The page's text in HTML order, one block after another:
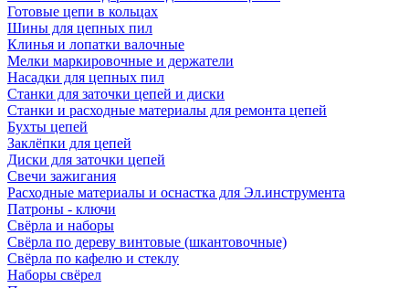
Готовые цепи в кольцах
Шины для цепных пил
Клинья и лопатки валочные
Мелки маркировочные и держатели
Насадки для цепных пил
Станки для заточки цепей и диски
Станки и расходные материалы для ремонта цепей
Бухты цепей
Заклёпки для цепей
Диски для заточки цепей
Свечи зажигания
Расходные материалы и оснастка для Эл.инструмента
Патроны - ключи
Свёрла и наборы
Свёрла по дереву винтовые (шкантовочные)
Свёрла по кафелю и стеклу
Наборы свёрел